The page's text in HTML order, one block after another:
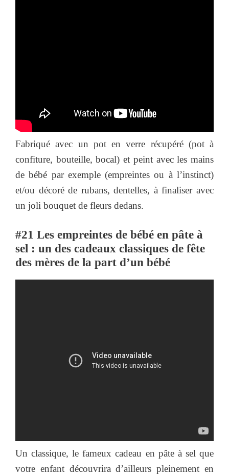
Fabriqué avec un pot en verre récupéré (pot à
confiture, bouteille, bocal) et peint avec les mains
de bébé par exemple (empreintes ou à l’instinct)
et/ou décoré de rubans, dentelles, à finaliser avec
un joli bouquet de fleurs dedans.
#21 Les empreintes de bébé en pâte à
sel : un des cadeaux classiques de fête
des mères de la part d’un bébé
Un classique, le fameux cadeau en pâte à sel que
votre enfant découvrira d’ailleurs pleinement en